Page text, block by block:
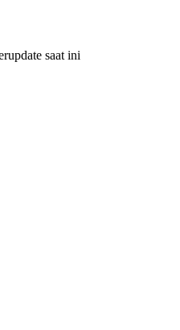
saat ini